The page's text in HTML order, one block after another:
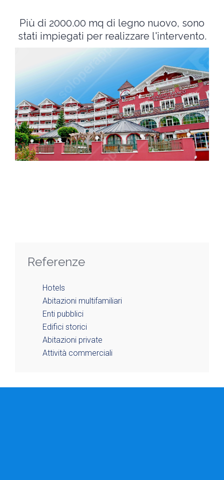
Più di 2000.00 mq di legno nuovo, sono
stati impiegati per realizzare l'intervento.
Referenze
Hotels
Abitazioni multifamiliari
Enti pubblici
Edifici storici
Abitazioni private
Attività commerciali